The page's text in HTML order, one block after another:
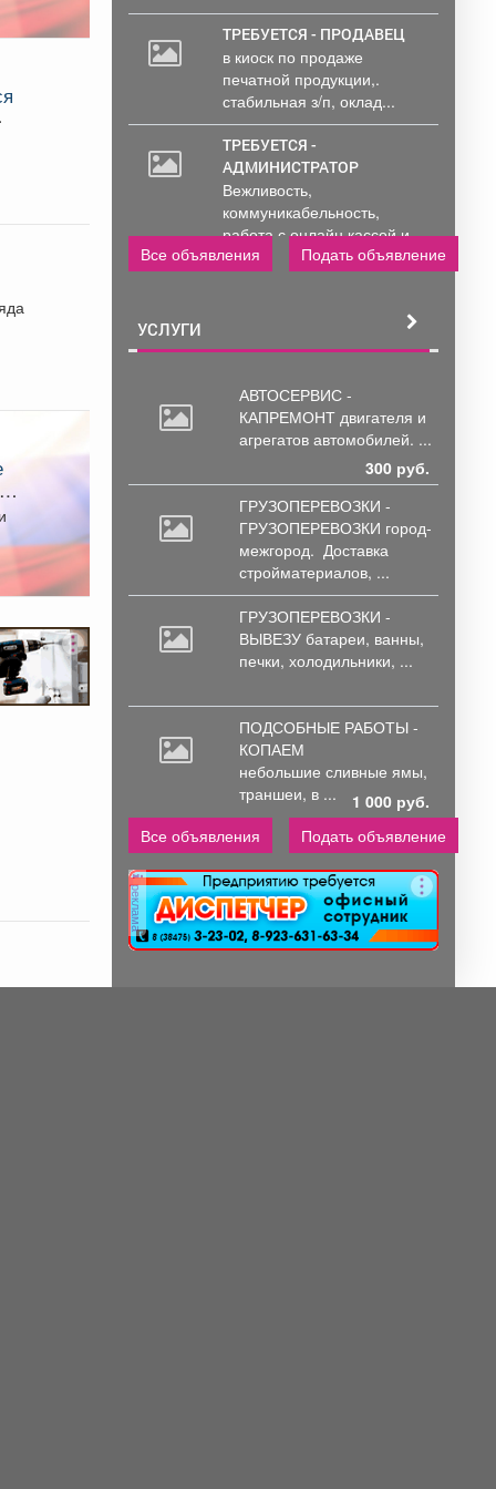
ТРЕБУЕТСЯ - ПРОДАВЕЦ
в киоск по продаже
печатной продукции,.
стабильная з/п, оклад...
ТРЕБУЕТСЯ -
АДМИНИСТРАТОР
Вежливость,
коммуникабельность,
работа с онлайн кассой и
ПК (программы...
Все объявления Подать объявление
УСЛУГИ
АВТОСЕРВИС -
КАПРЕМОНТ двигателя и
агрегатов автомобилей. ...
300 руб.
ГРУЗОПЕРЕВОЗКИ -
ГРУЗОПЕРЕВОЗКИ город-
межгород. Доставка
стройматериалов, ...
ГРУЗОПЕРЕВОЗКИ -
ВЫВЕЗУ батареи, ванны,
печки, холодильники, ...
ПОДСОБНЫЕ РАБОТЫ -
КОПАЕМ
небольшие сливные ямы,
траншеи, в ...
1 000 руб.
Все объявления
Подать объявление
реклама